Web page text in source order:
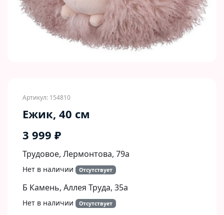
Артикул: 154810
Ежик, 40 см
3 999 ₽
Трудовое, Лермонтова, 79а
Нет в наличии Отсутствует
Б Камень, Аллея Труда, 35а
Нет в наличии Отсутствует